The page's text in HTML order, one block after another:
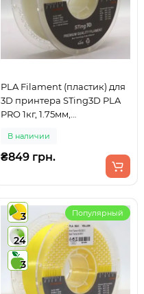
PLA Filament (пластик) для
3D принтера STing3D PLA
PRO 1кг, 1.75мм,
В наличии
₴849 грн.
3
24
3
Популярный